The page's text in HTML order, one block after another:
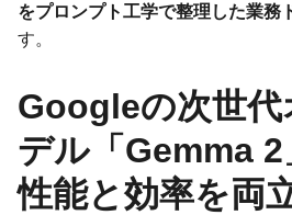
をプロンプト工学で整理した業務
す。
Googleの次世代
デル「Gemma 2
性能と効率を両